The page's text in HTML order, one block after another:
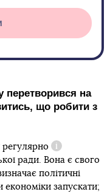
перетворився на
що робити з
регулярно
Довідка
ради. Вона є свого
політичні
економіки запускати;